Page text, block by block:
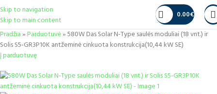
Skip to navigation
Skip to main content
0.00€
Pradžia»Parduotuvė»580W Das Solar N-Type saulės moduliai (18 vnt.) ir
Solis S5-GR3P10K antžeminė cinkuota konstrukcija(10,44 kW SE)
Į parduotuvę